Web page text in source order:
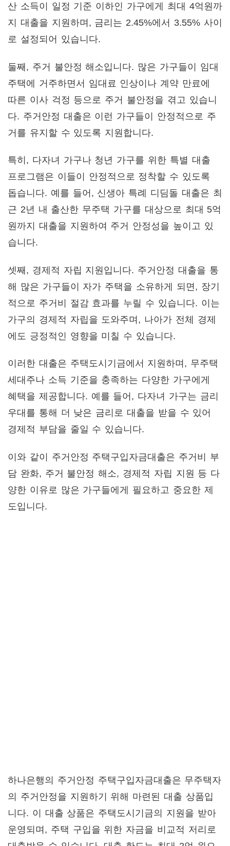
산 소득이 일정 기준 이하인 가구에게 최대 4억원까
지 대출을 지원하며, 금리는 2.45%에서 3.55% 사이
로 설정되어 있습니다.
둘째, 주거 불안정 해소입니다. 많은 가구들이 임대
주택에 거주하면서 임대료 인상이나 계약 만료에
따른 이사 걱정 등으로 주거 불안정을 겪고 있습니
다. 주거안정 대출은 이런 가구들이 안정적으로 주
거를 유지할 수 있도록 지원합니다.
특히, 다자녀 가구나 청년 가구를 위한 특별 대출
프로그램은 이들이 안정적으로 정착할 수 있도록
돕습니다. 예를 들어, 신생아 특례 디딤돌 대출은 최
근 2년 내 출산한 무주택 가구를 대상으로 최대 5억
원까지 대출을 지원하여 주거 안정성을 높이고 있
습니다.
셋째, 경제적 자립 지원입니다. 주거안정 대출을 통
해 많은 가구들이 자가 주택을 소유하게 되면, 장기
적으로 주거비 절감 효과를 누릴 수 있습니다. 이는
가구의 경제적 자립을 도와주며, 나아가 전체 경제
에도 긍정적인 영향을 미칠 수 있습니다.
이러한 대출은 주택도시기금에서 지원하며, 무주택
세대주나 소득 기준을 충족하는 다양한 가구에게
혜택을 제공합니다. 예를 들어, 다자녀 가구는 금리
우대를 통해 더 낮은 금리로 대출을 받을 수 있어
경제적 부담을 줄일 수 있습니다.
이와 같이 주거안정 주택구입자금대출은 주거비 부
담 완화, 주거 불안정 해소, 경제적 자립 지원 등 다
양한 이유로 많은 가구들에게 필요하고 중요한 제
도입니다.
하나은행의 주거안정 주택구입자금대출은 무주택자
의 주거안정을 지원하기 위해 마련된 대출 상품입
니다. 이 대출 상품은 주택도시기금의 지원을 받아
운영되며, 주택 구입을 위한 자금을 비교적 저리로